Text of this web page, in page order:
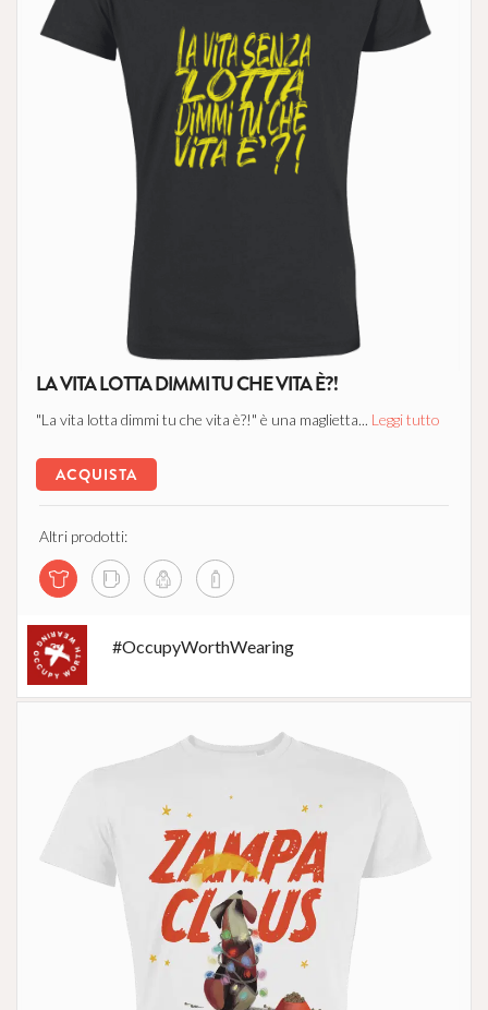
LA VITA LOTTA DIMMI TU CHE VITA È?!
"La vita lotta dimmi tu che vita è?!" è una maglietta... Leggi tutto
ACQUISTA
Altri prodotti:
#OccupyWorthWearing